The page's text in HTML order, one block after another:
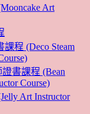
Art
程 (Deco Steam
書課程 (Bean
Course)
Art Instructor